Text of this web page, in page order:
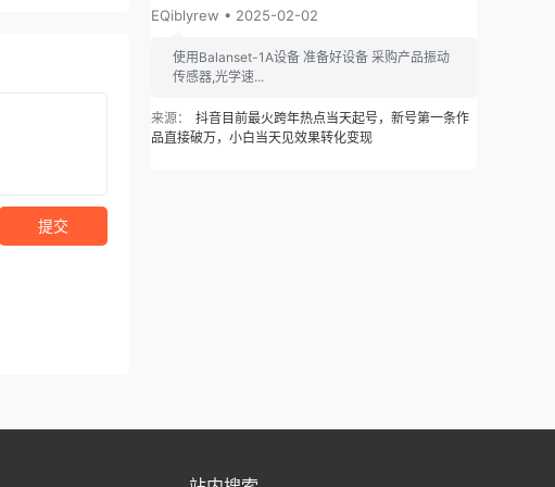
提交
EQiblyrew • 2025-02-02
使用Balanset-1A设备 准备好设备 采购产品振动
传感器,光学速...
来源：
抖音目前最火跨年热点当天起号，新号第一条作
品直接破万，小白当天见效果转化变现